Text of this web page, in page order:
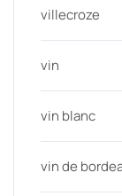
villecroze
vin
vin blanc
vin de